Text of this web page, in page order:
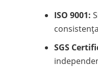
ISO 9001:
SGS